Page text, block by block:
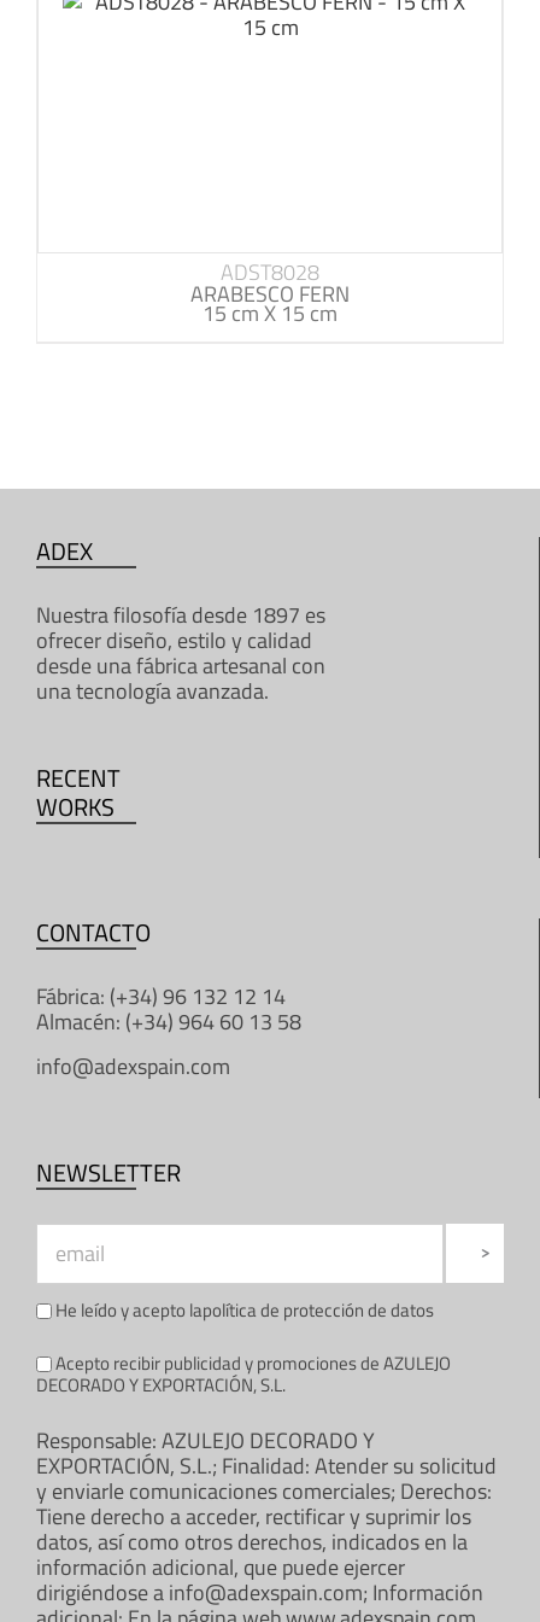
ADST8028
ARABESCO FERN
15 cm X 15 cm
ADEX
Nuestra filosofía desde 1897 es
ofrecer diseño, estilo y calidad
desde una fábrica artesanal con
una tecnología avanzada.
RECENT
WORKS
CONTACTO
Fábrica: (+34) 96 132 12 14
Almacén: (+34) 964 60 13 58
info@adexspain.com
NEWSLETTER
He leído y acepto lapolítica de protección de datos
Acepto recibir publicidad y promociones de AZULEJO
DECORADO Y EXPORTACIÓN, S.L.
Responsable: AZULEJO DECORADO Y
EXPORTACIÓN, S.L.; Finalidad: Atender su solicitud
y enviarle comunicaciones comerciales; Derechos:
Tiene derecho a acceder, rectificar y suprimir los
datos, así como otros derechos, indicados en la
información adicional, que puede ejercer
dirigiéndose a info@adexspain.com; Información